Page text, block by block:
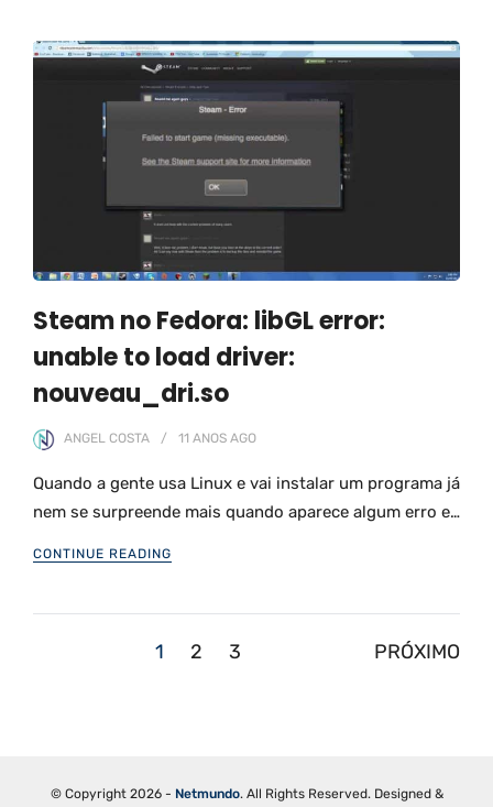
Steam no Fedora: libGL error:
unable to load driver:
nouveau_dri.so
ANGEL COSTA 11 ANOS AGO
Quando a gente usa Linux e vai instalar um programa já
nem se surpreende mais quando aparece algum erro e…
CONTINUE READING
Paginação
1 2 3 PRÓXIMO
© Copyright 2026 - Netmundo. All Rights Reserved. Designed &